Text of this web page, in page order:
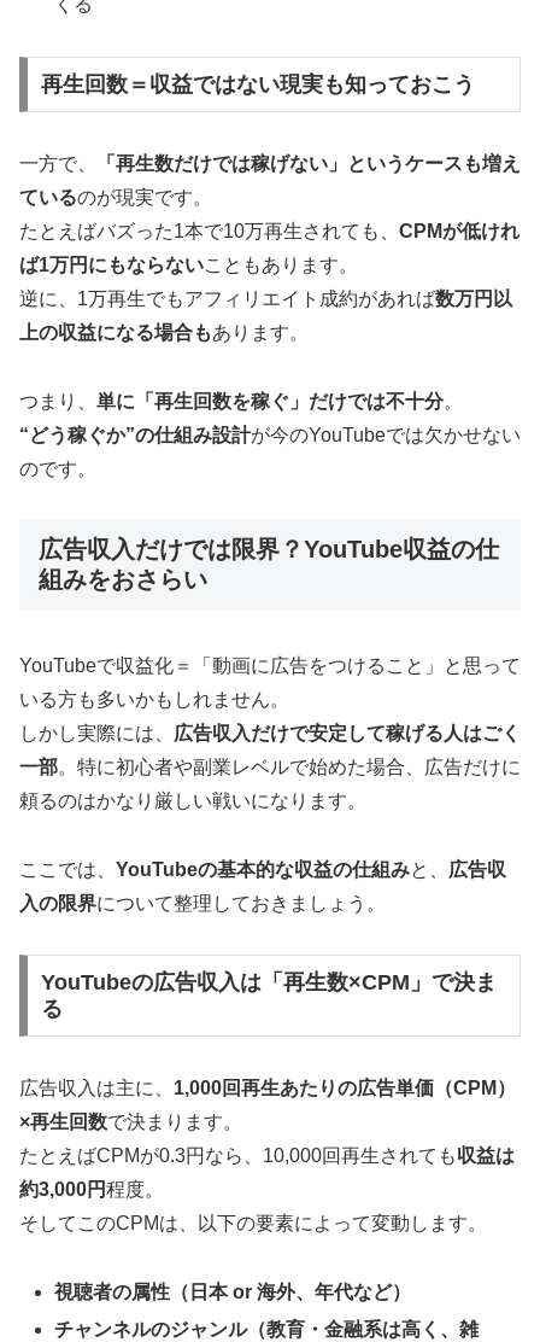
くる
再生回数＝収益ではない現実も知っておこう
一方で、
「再生数だけでは稼げない」というケースも増え
ているのが現実です。
たとえばバズった1本で10万再生されても、 CPMが低けれ
ば1万円にもならないこともあります。
逆に、1万再生でもアフィリエイト成約があれば数万円以
上の収益になる場合もあります。
つまり、 単に「再生回数を稼ぐ」だけでは不十分。
“どう稼ぐか”の仕組み設計が今のYouTubeでは欠かせない
のです。
広告収入だけでは限界？YouTube収益の仕
組みをおさらい
YouTubeで収益化＝「動画に広告をつけること」と思って
いる方も多いかもしれません。
しかし実際には、 広告収入だけで安定して稼げる人はごく
一部。特に初心者や副業レベルで始めた場合、広告だけに
頼るのはかなり厳しい戦いになります。
ここでは、 YouTubeの基本的な収益の仕組みと、 広告収
入の限界について整理しておきましょう。
YouTubeの広告収入は「再生数×CPM」で決ま
る
広告収入は主に、 1,000回再生あたりの広告単価（CPM）
×再生回数で決まります。
たとえばCPMが0.3円なら、10,000回再生されても収益は
約3,000円程度。
そしてこのCPMは、以下の要素によって変動します。
視聴者の属性（日本 or 海外、年代など）
チャンネルのジャンル（教育・金融系は高く、雑